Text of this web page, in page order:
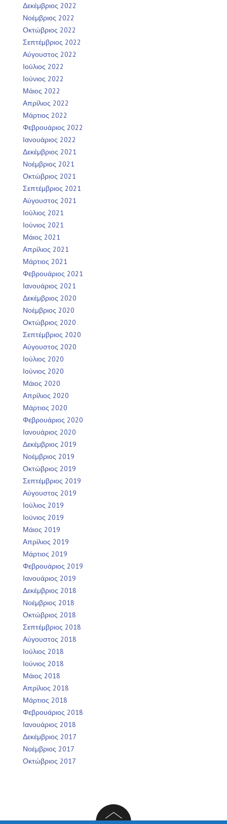
Δεκέμβριος 2022
Νοέμβριος 2022
Οκτώβριος 2022
Σεπτέμβριος 2022
Αύγουστος 2022
Ιούλιος 2022
Ιούνιος 2022
Μάιος 2022
Απρίλιος 2022
Μάρτιος 2022
Φεβρουάριος 2022
Ιανουάριος 2022
Δεκέμβριος 2021
Νοέμβριος 2021
Οκτώβριος 2021
Σεπτέμβριος 2021
Αύγουστος 2021
Ιούλιος 2021
Ιούνιος 2021
Μάιος 2021
Απρίλιος 2021
Μάρτιος 2021
Φεβρουάριος 2021
Ιανουάριος 2021
Δεκέμβριος 2020
Νοέμβριος 2020
Οκτώβριος 2020
Σεπτέμβριος 2020
Αύγουστος 2020
Ιούλιος 2020
Ιούνιος 2020
Μάιος 2020
Απρίλιος 2020
Μάρτιος 2020
Φεβρουάριος 2020
Ιανουάριος 2020
Δεκέμβριος 2019
Νοέμβριος 2019
Οκτώβριος 2019
Σεπτέμβριος 2019
Αύγουστος 2019
Ιούλιος 2019
Ιούνιος 2019
Μάιος 2019
Απρίλιος 2019
Μάρτιος 2019
Φεβρουάριος 2019
Ιανουάριος 2019
Δεκέμβριος 2018
Νοέμβριος 2018
Οκτώβριος 2018
Σεπτέμβριος 2018
Αύγουστος 2018
Ιούλιος 2018
Ιούνιος 2018
Μάιος 2018
Απρίλιος 2018
Μάρτιος 2018
Φεβρουάριος 2018
Ιανουάριος 2018
Δεκέμβριος 2017
Νοέμβριος 2017
Οκτώβριος 2017